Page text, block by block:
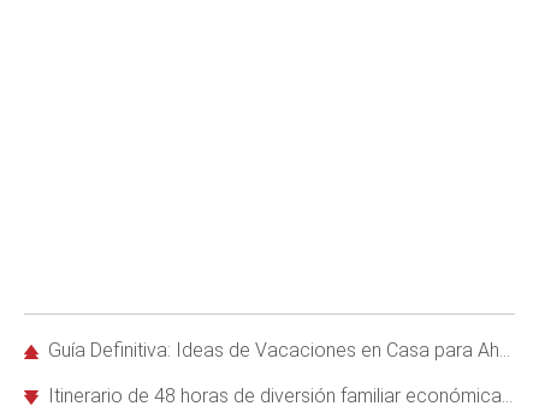
Guía Definitiva: Ideas de Vacaciones en Casa para Ahorrar Dinero y Disfrutar al Máximo
Itinerario de 48 horas de diversión familiar económica en los Upper Keys de Florida